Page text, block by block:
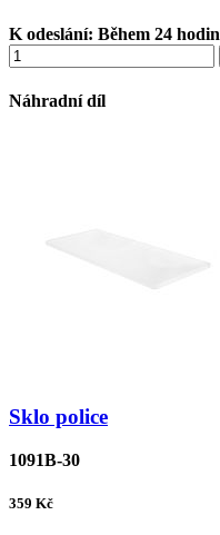
K odeslání: Během 24 hodin
Náhradní díl
Sklo police
1091B-30
359 Kč